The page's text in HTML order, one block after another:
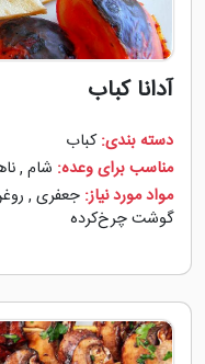
آدانا کباب
دسته بندی: کباب
مناسب برای وعده: شام ,
مواد مورد نیاز: جعفری ,
گوشت چرخ‌کرده